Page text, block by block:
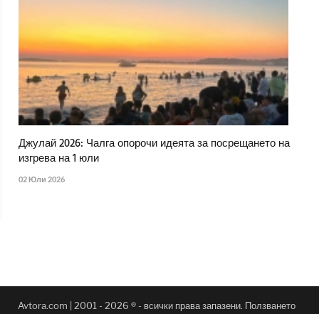
Джулай 2026: Чалга опорочи идеята за посрещането на
изгрева на 1 юли
02 Юли 2026
Avtora.com | 2001 - 2026 ® - всички права запазени. Ползването